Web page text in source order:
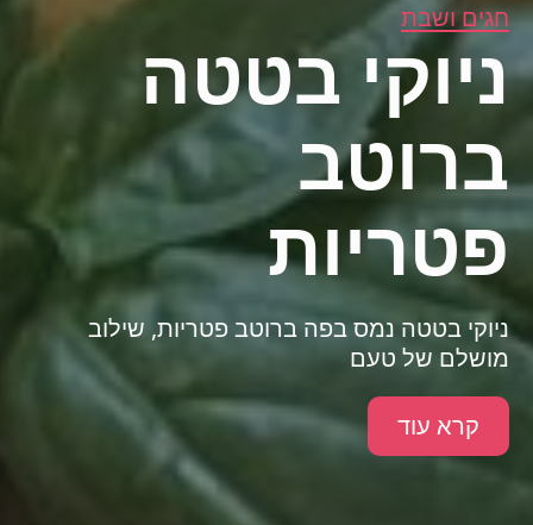
חגים ושבת
ניוקי בטטה
ברוטב
פטריות
ניוקי בטטה נמס בפה ברוטב פטריות, שילוב
מושלם של טעם
קרא עוד